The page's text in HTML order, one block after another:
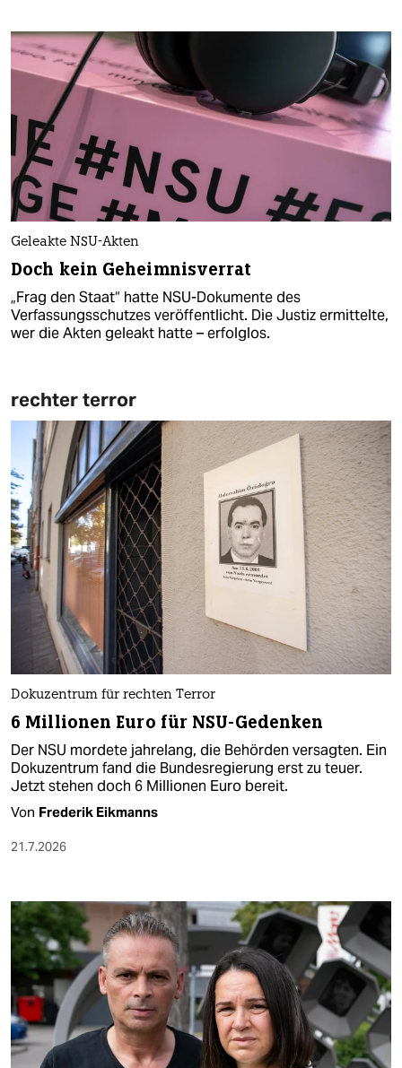
Geleakte NSU-Akten
Doch kein Geheimnisverrat
„Frag den Staat“ hatte NSU-Dokumente des
Verfassungsschutzes veröffentlicht. Die Justiz ermittelte,
wer die Akten geleakt hatte – erfolglos.
rechter terror
Dokuzentrum für rechten Terror
6 Millionen Euro für NSU-Gedenken
Der NSU mordete jahrelang, die Behörden versagten. Ein
Dokuzentrum fand die Bundesregierung erst zu teuer.
Jetzt stehen doch 6 Millionen Euro bereit.
Von Frederik Eikmanns
21.7.2026